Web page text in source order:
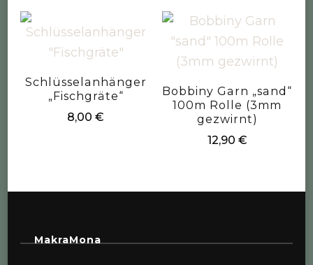
Schlüsselanhänger
„Fischgräte“
8,00€
Bobbiny Garn „sand“
100m Rolle (3mm
gezwirnt)
12,90 €
MakraMona